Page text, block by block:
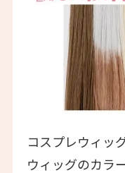
コスプレウィッ
ウィッグのカラ